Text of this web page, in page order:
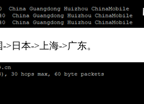
日本->上海->广东。